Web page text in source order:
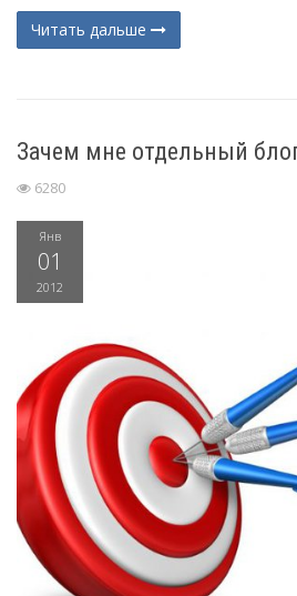
Читать дальше
Зачем мне отдельный
6280
Янв
01
2012